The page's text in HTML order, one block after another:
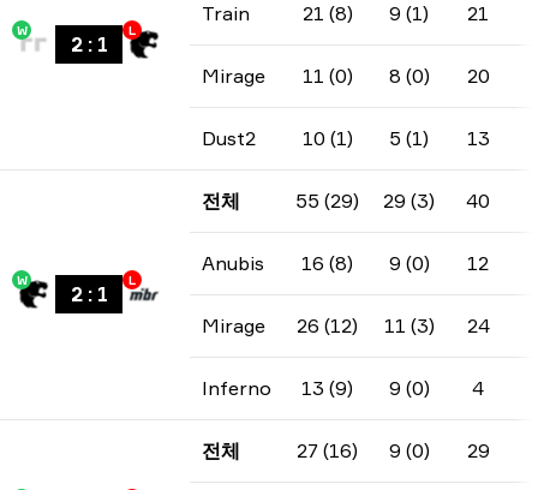
W
2: 1
L
Train 21 (8) 9 (1) 21
Mirage 11 (0) 8 (0) 20
Dust2 10 (1) 5 (1) 13
W
2: 1
L
전체 55 (29) 29 (3) 40
Anubis 16 (8) 9 (0) 12
Mirage 26 (12) 11 (3) 24
Inferno 13 (9) 9 (0) 4
전체 27 (16) 9 (0) 29